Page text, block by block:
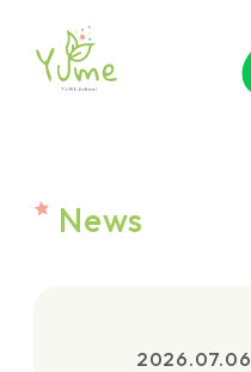
News
2026.07.06